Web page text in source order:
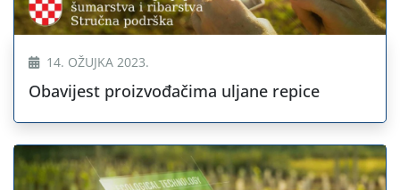
14. OŽUJKA 2023.
Obavijest proizvođačima uljane repice